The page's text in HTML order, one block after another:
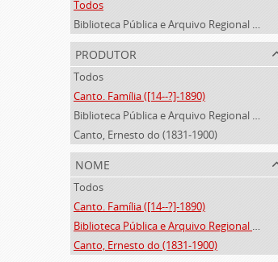
Todos
Biblioteca Pública e Arquivo Regional de Ponta Delgada
produtor
Todos
Canto. Família ([14--?]-1890)
Biblioteca Pública e Arquivo Regional de Ponta Delgada (1841- )
Canto, Ernesto do (1831-1900)
nome
Todos
Canto. Família ([14--?]-1890)
Biblioteca Pública e Arquivo Regional de Ponta Delgada (1841- )
Canto, Ernesto do (1831-1900)